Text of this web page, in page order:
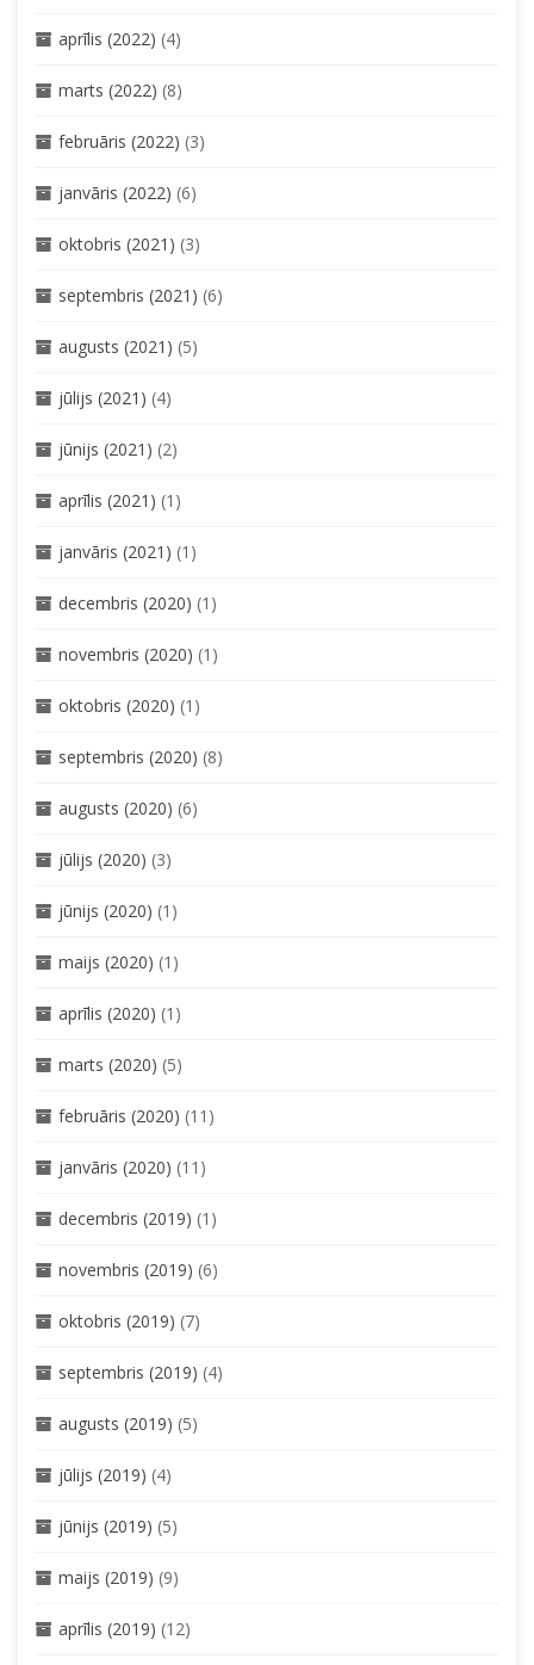
aprīlis (2022) (4)
marts (2022) (8)
februāris (2022) (3)
janvāris (2022) (6)
oktobris (2021) (3)
septembris (2021) (6)
augusts (2021) (5)
jūlijs (2021) (4)
jūnijs (2021) (2)
aprīlis (2021) (1)
janvāris (2021) (1)
decembris (2020) (1)
novembris (2020) (1)
oktobris (2020) (1)
septembris (2020) (8)
augusts (2020) (6)
jūlijs (2020) (3)
jūnijs (2020) (1)
maijs (2020) (1)
aprīlis (2020) (1)
marts (2020) (5)
februāris (2020) (11)
janvāris (2020) (11)
decembris (2019) (1)
novembris (2019) (6)
oktobris (2019) (7)
septembris (2019) (4)
augusts (2019) (5)
jūlijs (2019) (4)
jūnijs (2019) (5)
maijs (2019) (9)
aprīlis (2019) (12)